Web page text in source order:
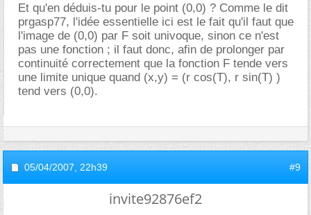
Et qu'en déduis-tu pour le point (0,0) ? Comme le dit
prgasp77, l'idée essentielle ici est le fait qu'il faut que
l'image de (0,0) par F soit univoque, sinon ce n'est
pas une fonction ; il faut donc, afin de prolonger par
continuité correctement que la fonction F tende vers
une limite unique quand (x,y) = (r cos(T), r sin(T) )
tend vers (0,0).
05/04/2007, 22h39 #9
invite92876ef2